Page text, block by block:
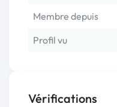
Membre depuis
Profil vu
Vérifications